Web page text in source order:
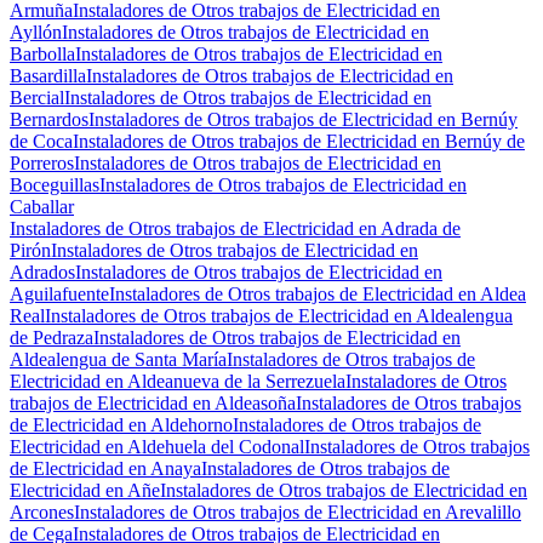
ArmuñaInstaladores de Otros trabajos de Electricidad en
AyllónInstaladores de Otros trabajos de Electricidad en
BarbollaInstaladores de Otros trabajos de Electricidad en
BasardillaInstaladores de Otros trabajos de Electricidad en
BercialInstaladores de Otros trabajos de Electricidad en
BernardosInstaladores de Otros trabajos de Electricidad en Bernúy
de CocaInstaladores de Otros trabajos de Electricidad en Bernúy de
PorrerosInstaladores de Otros trabajos de Electricidad en
BoceguillasInstaladores de Otros trabajos de Electricidad en
Caballar
Instaladores de Otros trabajos de Electricidad en Adrada de
PirónInstaladores de Otros trabajos de Electricidad en
AdradosInstaladores de Otros trabajos de Electricidad en
AguilafuenteInstaladores de Otros trabajos de Electricidad en Aldea
RealInstaladores de Otros trabajos de Electricidad en Aldealengua
de PedrazaInstaladores de Otros trabajos de Electricidad en
Aldealengua de Santa MaríaInstaladores de Otros trabajos de
Electricidad en Aldeanueva de la SerrezuelaInstaladores de Otros
trabajos de Electricidad en AldeasoñaInstaladores de Otros trabajos
de Electricidad en AldehornoInstaladores de Otros trabajos de
Electricidad en Aldehuela del CodonalInstaladores de Otros trabajos
de Electricidad en AnayaInstaladores de Otros trabajos de
Electricidad en AñeInstaladores de Otros trabajos de Electricidad en
ArconesInstaladores de Otros trabajos de Electricidad en Arevalillo
de CegaInstaladores de Otros trabajos de Electricidad en